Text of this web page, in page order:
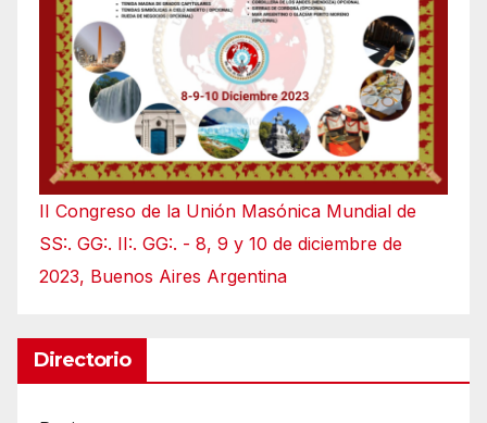
II Congreso de la Unión Masónica Mundial de
SS:. GG:. II:. GG:. - 8, 9 y 10 de diciembre de
2023, Buenos Aires Argentina
Directorio